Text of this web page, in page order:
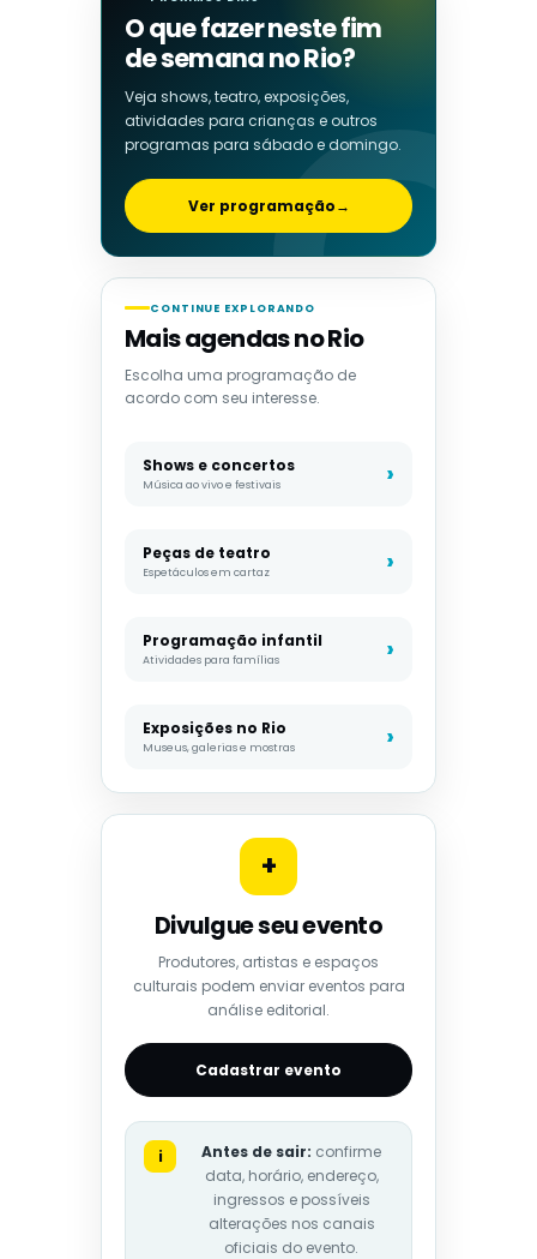
O que fazer neste fim
de semana no Rio?
Veja shows, teatro, exposições,
atividades para crianças e outros
programas para sábado e domingo.
Ver programação→
CONTINUE EXPLORANDO
Mais agendas no Rio
Escolha uma programação de
acordo com seu interesse.
Shows e concertos
Música ao vivo e festivais
Peças de teatro
Espetáculos em cartaz
Programação infantil
Atividades para famílias
Exposições no Rio
Museus, galerias e mostras
+
Divulgue seu evento
Produtores, artistas e espaços
culturais podem enviar eventos para
análise editorial.
Cadastrar evento
i Antes de sair: confirme
data, horário, endereço,
ingressos e possíveis
alterações nos canais
oficiais do evento.